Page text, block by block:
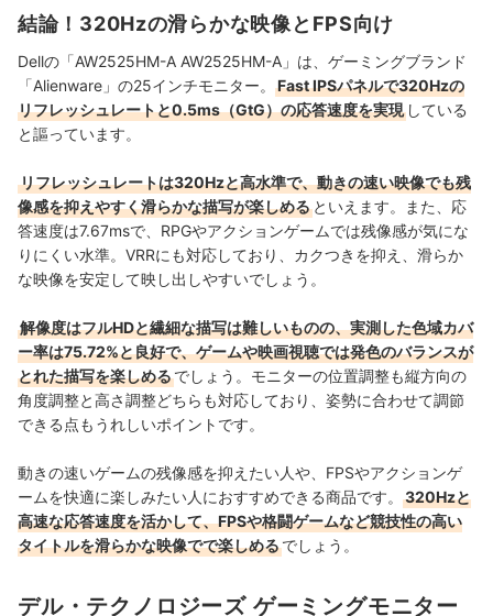
ストに取り組んだりしてきた。「ユーザーにとってベス
トな選択体験を提供する」ことを心がけて、コンテンツ
制作を行っている。
結論！320Hzの滑らかな映像とFPS向け
Dellの「AW2525HM-A AW2525HM-A」は、ゲーミングブランド
「Alienware」の25インチモニター。
Fast IPSパネルで320Hzの
リフレッシュレートと0.5ms（GtG）の応答速度を実現 している
と謳っています。
リフレッシュレートは320Hzと高水準で、動きの速い映像でも残
像感を抑えやすく滑らかな描写が楽しめる といえます。また、応
答速度は7.67msで、RPGやアクションゲームでは残像感が気にな
りにくい水準。VRRにも対応しており、カクつきを抑え、滑らか
な映像を安定して映し出しやすいでしょう。
解像度はフルHDと繊細な描写は難しいものの、実測した色域カバ
ー率は75.72%と良好で、ゲームや映画視聴では発色のバランスが
とれた描写を楽しめるでしょう。モニターの位置調整も縦方向の
角度調整と高さ調整どちらも対応しており、姿勢に合わせて調節
できる点もうれしいポイントです。
動きの速いゲームの残像感を抑えたい人や、FPSやアクションゲ
ームを快適に楽しみたい人におすすめできる商品です。
320Hzと
高速な応答速度を活かして、FPSや格闘ゲームなど競技性の高い
タイトルを滑らかな映像でで楽しめるでしょう。
デル・テクノロジーズ ゲーミングモニター